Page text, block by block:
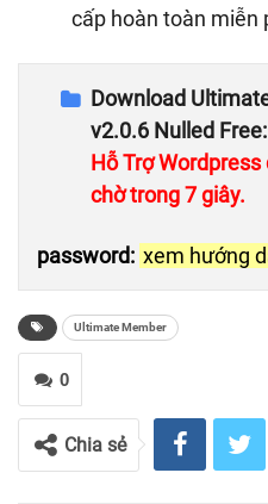
cấp hoàn toàn miễn
Download
v2.0.6 Nulled Free:
Hỗ Trợ
chờ trong 7 giây.
password: xem hướng
Ultimate Member
0
Chia sẻ